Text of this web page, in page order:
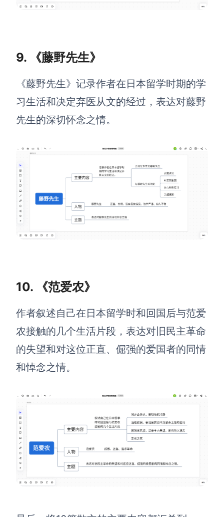
9. 《藤野先生》
《藤野先生》记录作者在日本留学时期的学
习生活和决定弃医从文的经过，表达对藤野
先生的深切怀念之情。
10. 《范爱农》
作者叙述自己在日本留学时和回国后与范爱
农接触的几个生活片段，表达对旧民主革命
的失望和对这位正直、倔强的爱国者的同情
和悼念之情。